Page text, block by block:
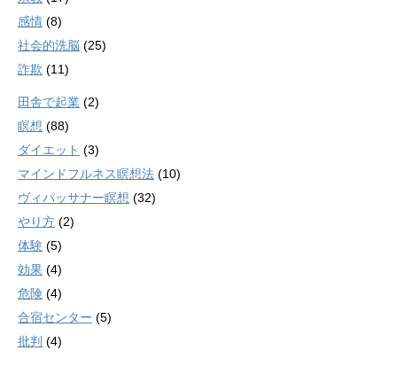
感情 (8)
社会的洗脳 (25)
詐欺 (11)
田舎で起業 (2)
瞑想 (88)
ダイエット (3)
マインドフルネス瞑想法 (10)
ヴィパッサナー瞑想 (32)
やり方 (2)
体験 (5)
効果 (4)
危険 (4)
合宿センター (5)
批判 (4)